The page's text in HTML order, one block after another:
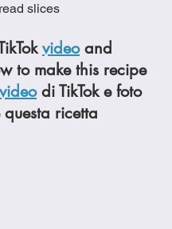
slices
video and
to make this recipe
video di TikTok e foto
ricetta